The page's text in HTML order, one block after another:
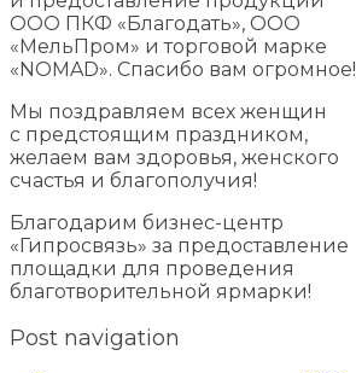
ООО ПКФ «Благодать», ООО
«МельПром» и торговой марке
«NOMAD». Спасибо вам огромное!
Мы поздравляем всех женщин
с предстоящим праздником,
желаем вам здоровья, женского
счастья и благополучия!
Благодарим бизнес-центр
«Гипросвязь» за предоставление
площадки для проведения
благотворительной ярмарки!
Post navigation